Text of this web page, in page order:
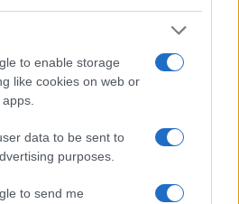
to enable storage
like cookies on web or
data to be sent to
purposes.
to send me
από reCAPTCHA, ισχύουν
Lifestyle
ΠΑΥΛΟΣ ΝΤΕ ΓΚΡΕΣ
στοGoogle News